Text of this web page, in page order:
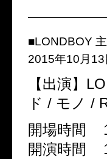
■LONDBOY
2015年10月
【出演】
ド / モノ /
開場時間
開演時間